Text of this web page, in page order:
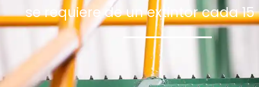
se requiere de un extintor cada